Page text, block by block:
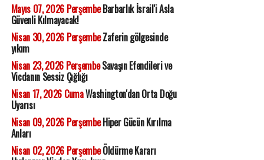
Mayıs 07, 2026 PerşembeBarbarlık İsrail'i Asla
Güvenli Kılmayacak!
Nisan 30, 2026 PerşembeZaferin gölgesinde
yıkım
Nisan 23, 2026 PerşembeSavaşın Efendileri ve
Vicdanın Sessiz Çığlığı
Nisan 17, 2026 CumaWashington'dan Orta Doğu
Uyarısı
Nisan 09, 2026 PerşembeHiper Gücün Kırılma
Anları
Nisan 02, 2026 PerşembeÖldürme Kararı